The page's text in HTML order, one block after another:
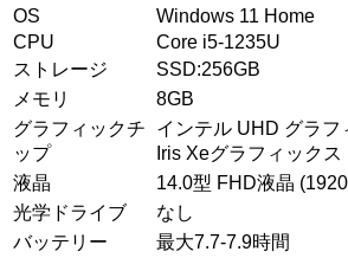
OS
Windows 11 Home
CPU
Core i5-1235U
ストレージ
SSD:256GB
メモリ
8GB
グラフィックチ
ップ
インテル UHD グラフ
Iris Xeグラフィックス
液晶
14.0型 FHD液晶
光学ドライブ
なし
バッテリー
最大7.7-7.9時間